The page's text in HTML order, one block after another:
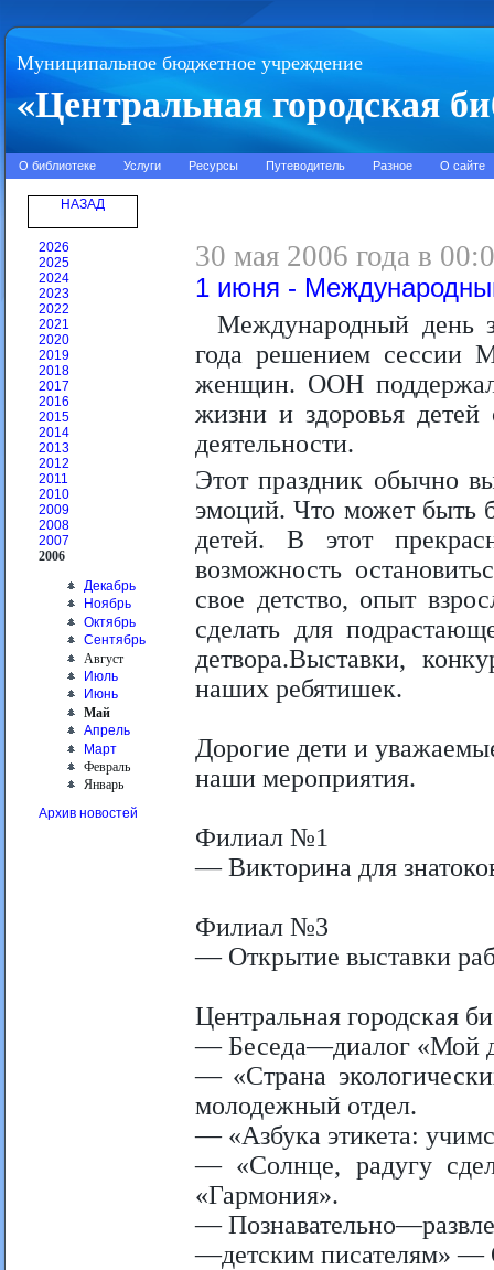
Муниципальное бюджетное учреждение
«Центральная городская
О библиотеке Услуги Ресурсы Путеводитель Разное О сайте
НАЗАД
2026
2025
2024
2023
2022
2021
2020
2019
2018
2017
2016
2015
2014
2013
2012
2011
2010
2009
2008
2007
2006
Декабрь
Ноябрь
Октябрь
Сентябрь
Август
Июль
Июнь
Май
Апрель
Март
Февраль
Январь
Архив новостей
30 мая 2006 года в
1 июня -
Международный день
года решением сессии
женщин. ООН
жизни и здоровья
деятельности.
Этот праздник обычно
эмоций. Что может быть
детей. В этот
возможность
свое детство, опыт
сделать для
детвора.Выставки,
наших ребятишек.
Дорогие дети и
наши мероприятия.
Филиал №1
— Викторина для
Филиал №3
— Открытие выставки
Центральная городская
— Беседа—диалог «Мой
— «Страна
молодежный отдел.
— «Азбука этикета:
— «Солнце, радугу
«Гармония».
—
—детским писателям» —